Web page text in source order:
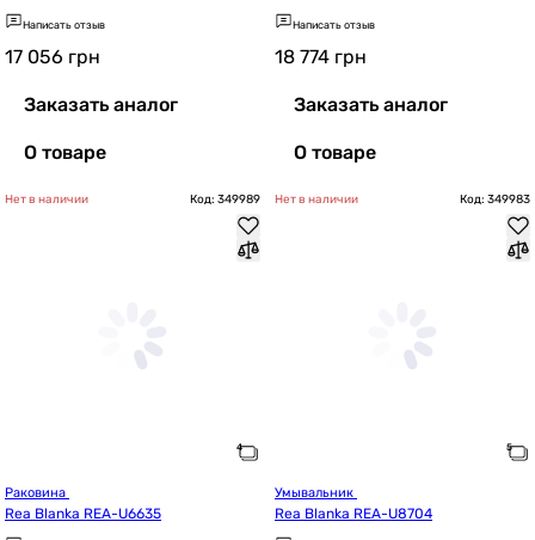
Написать отзыв
17 056 грн
Заказать аналог
О товаре
Написать отзыв
18 774 грн
Заказать аналог
О товаре
Нет в наличии Код: 349989
Rea Blanka REA-U6635
Нет в наличии Код: 349983
Rea Blanka REA-U8704